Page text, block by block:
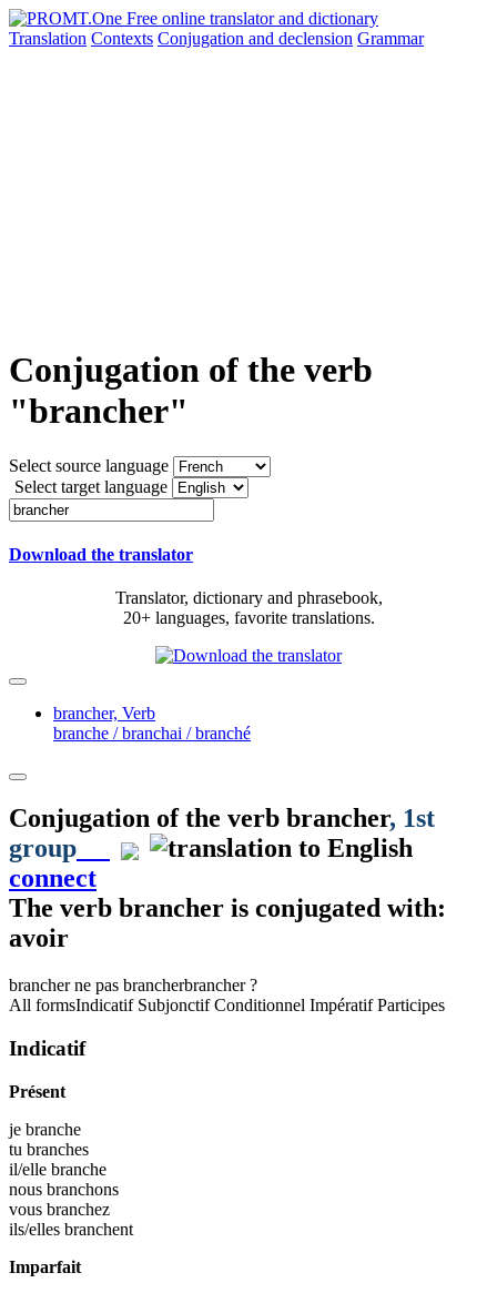
Translation Contexts Conjugation and declension Grammar
Conjugation of the verb
"brancher"
Select source language
Select target language
Download the translator
Translator, dictionary and phrasebook,
20+ languages, favorite translations.
brancher, Verb
branche / branchai / branché
Conjugation of the verb brancher, 1st
group
connect
The verb brancher is conjugated with:
avoir
brancherne pas brancherbrancher ?
All formsIndicatif Subjonctif Conditionnel Impératif Participes
Indicatif
Présent
je branche
tu branches
il/elle branche
nous branchons
vous branchez
ils/elles branchent
Imparfait